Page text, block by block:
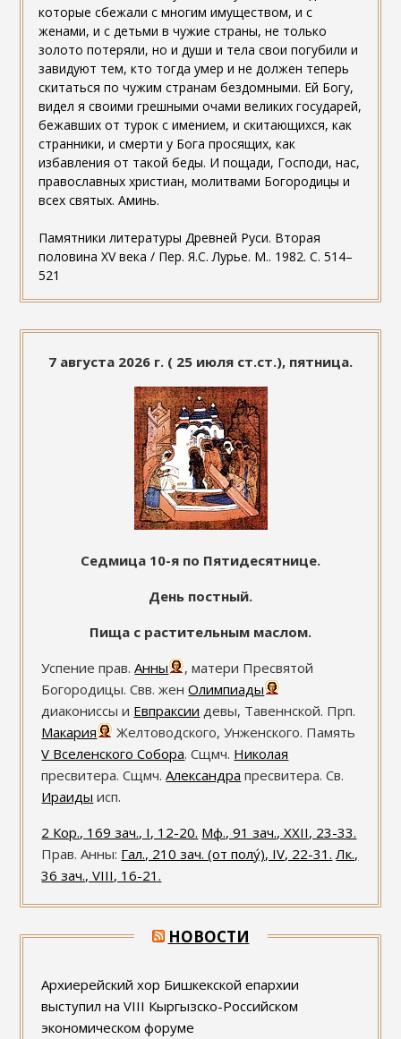
которые сбежали с многим имуществом, и с
женами, и с детьми в чужие страны, не только
золото потеряли, но и души и тела свои погубили и
завидуют тем, кто тогда умер и не должен теперь
скитаться по чужим странам бездомными. Ей Богу,
видел я своими грешными очами великих государей,
бежавших от турок с имением, и скитающихся, как
странники, и смерти у Бога просящих, как
избавления от такой беды. И пощади, Господи, нас,
православных христиан, молитвами Богородицы и
всех святых. Аминь.
Памятники литературы Древней Руси. Вторая
половина XV века / Пер. Я.С. Лурье. М.. 1982. С. 514–
521
7 августа 2026 г. ( 25 июля ст.ст.), пятница.
Седмица 10-я по Пятидесятнице.
День постный.
Пища с растительным маслом.
Успение прав.Анны
, матери Пресвятой
Богородицы. Свв. женОлимпиады
диакониссы и Евпраксии девы, Тавеннской. Прп.
Макария
Желтоводского, Унженского. Память
V Вселенского Собора. Сщмч. Николая
пресвитера. Сщмч.Александра пресвитера. Св.
Ираиды исп.
2 Кор., 169 зач., I, 12-20. Мф., 91 зач., XXII, 23-33.
Прав. Анны: Гал., 210 зач. (от полу́), IV, 22-31. Лк.,
36 зач., VIII, 16-21.
НОВОСТИ
Архиерейский хор Бишкекской епархии
выступил на VIII Кыргызско-Российском
экономическом форуме